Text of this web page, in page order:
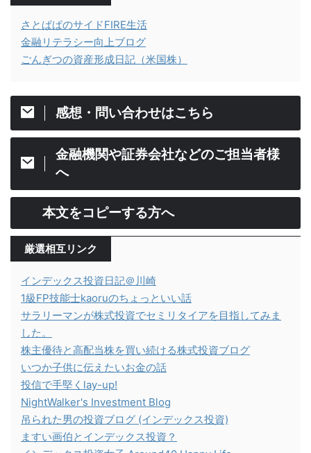
さとぱぱのサイドFIRE生活
金融リテラシー向上ブログ
ごんぎつの資産形成日記（米国株）
感想・問い合わせはこちら
金融機関や証券会社などのご担当者様
へ
本文をコピーする方へ
厳選相互リンク
インデックス投資日記＠川崎
1級FP技能士kaoruのちょっといい話
サラリーマンが株式投資でセミリタイアを目指してみま
した。
株主優待と高配当株を買い続ける株式投資ブログ
いつか子供に伝えたいお金の話
投信で手堅くlay-up!
NightWalker's Investment Blog
吊られた男の投資ブログ (インデックス投資)
ますい画伯とインデックス投資？